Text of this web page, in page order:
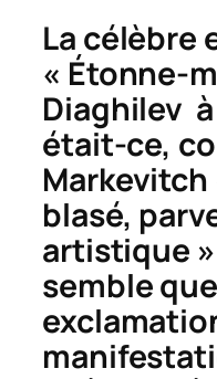
La célèbre
« Étonne-
Diaghilev
était-ce,
Markevitch
blasé,
artistique
semble